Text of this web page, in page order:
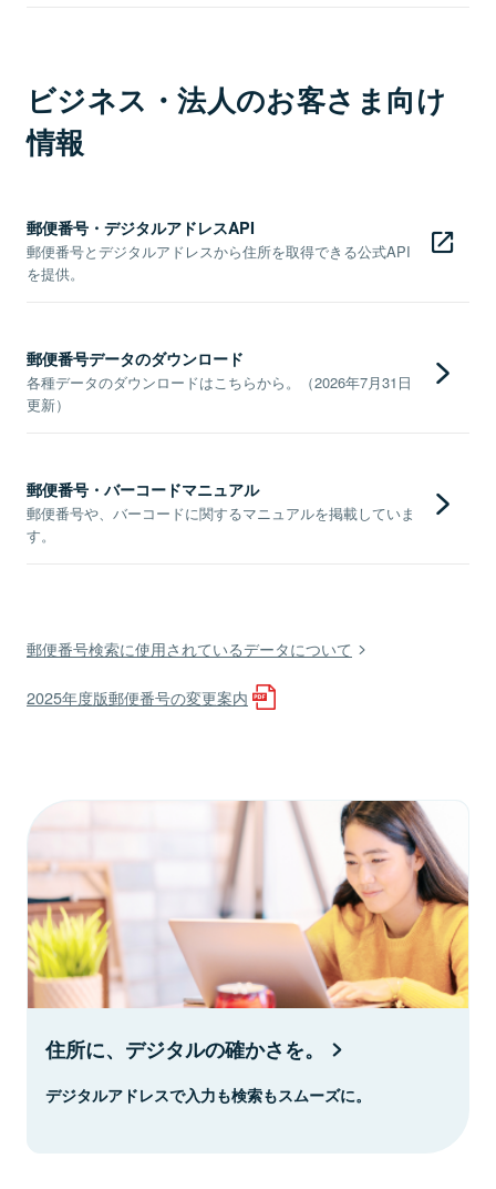
ビジネス・法人のお客さま向け
情報
郵便番号・デジタルアドレスAPI
郵便番号とデジタルアドレスから住所を取得できる公式API
を提供。
郵便番号データのダウンロード
各種データのダウンロードはこちらから。（2026年7月31日
更新）
郵便番号・バーコードマニュアル
郵便番号や、バーコードに関するマニュアルを掲載していま
す。
郵便番号検索に使用されているデータについて
2025年度版郵便番号の変更案内
住所に、デジタルの確かさを。
デジタルアドレスで入力も検索もスムーズに。